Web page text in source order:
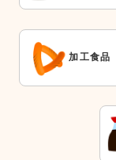
加工食品